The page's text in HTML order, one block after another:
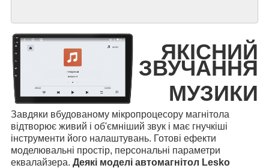
ЯКІСНИЙ
ЗВУЧАННЯ
МУЗИКИ
Завдяки вбудованому мікропроцесору магнітола
відтворює живий і об'ємніший звук і має гнучкіші
інструменти його налаштувань. Готові ефекти
моделювальні простір, персональні параметри
еквалайзера. Деякі моделі автомагнітол Lesko